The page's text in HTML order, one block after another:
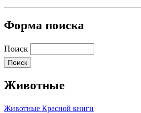
Форма поиска
Поиск
Животные
Животные Красной книги